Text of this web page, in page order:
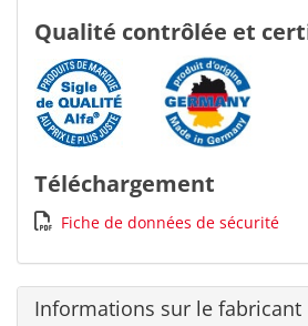
Qualité contrôlée et
Téléchargement
Fiche de données de sécurité
Informations sur le fabricant